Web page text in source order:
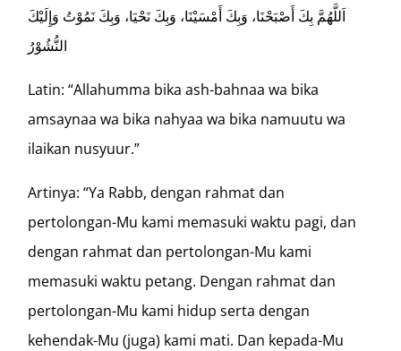
اَللَّهُمَّ بِكَ أَصْبَحْنَا، وَبِكَ أَمْسَيْنَا، وَبِكَ نَحْيَا، وَبِكَ نَمُوْتُ وَإِلَيْكَ
النُّشُوْرُ
Latin: “Allahumma bika ash-bahnaa wa bika
amsaynaa wa bika nahyaa wa bika namuutu wa
ilaikan nusyuur.”
Artinya: “Ya Rabb, dengan rahmat dan
pertolongan-Mu kami memasuki waktu pagi, dan
dengan rahmat dan pertolongan-Mu kami
memasuki waktu petang. Dengan rahmat dan
pertolongan-Mu kami hidup serta dengan
kehendak-Mu (juga) kami mati. Dan kepada-Mu